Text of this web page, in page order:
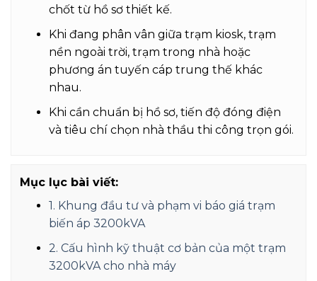
chốt từ hồ sơ thiết kế.
Khi đang phân vân giữa trạm kiosk, trạm
nền ngoài trời, trạm trong nhà hoặc
phương án tuyến cáp trung thế khác
nhau.
Khi cần chuẩn bị hồ sơ, tiến độ đóng điện
và tiêu chí chọn nhà thầu thi công trọn gói.
Mục lục bài viết:
1. Khung đầu tư và phạm vi báo giá trạm
biến áp 3200kVA
2. Cấu hình kỹ thuật cơ bản của một trạm
3200kVA cho nhà máy